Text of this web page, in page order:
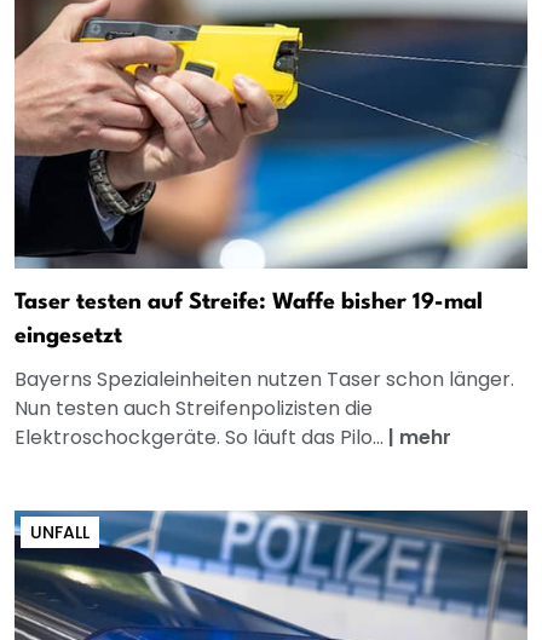
Taser testen auf Streife: Waffe bisher 19-mal
eingesetzt
Bayerns Spezialeinheiten nutzen Taser schon länger.
Nun testen auch Streifenpolizisten die
Elektroschockgeräte. So läuft das Pilo... | mehr
UNFALL